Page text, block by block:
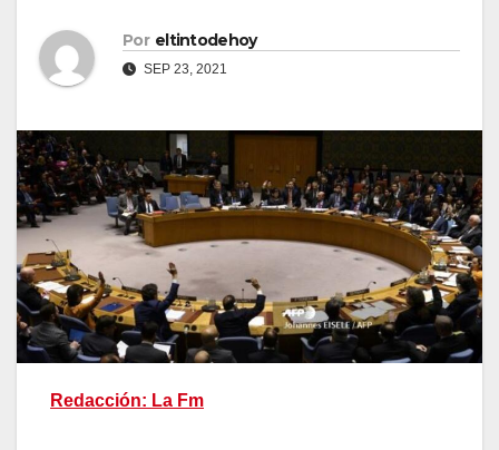
Por eltintodehoy
SEP 23, 2021
Redacción: La Fm